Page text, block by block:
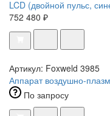
LCD (двойной пульс,
752 480 ₽
Артикул: Foxweld 3985
Аппарат воздушно-
По запросу